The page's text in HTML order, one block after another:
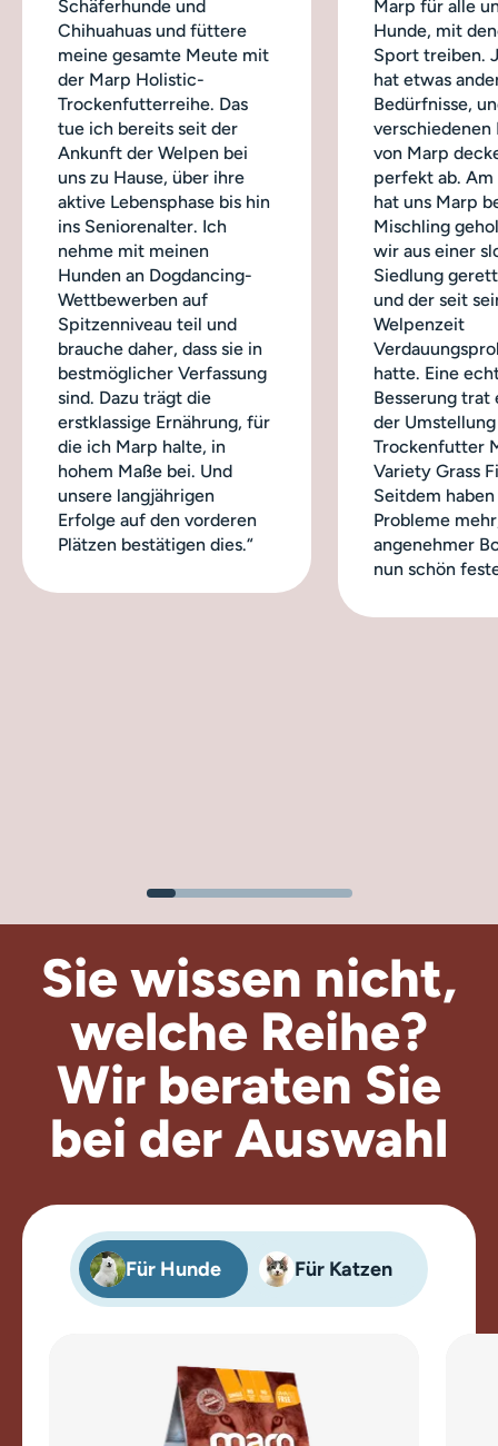
Schäferhunde und
Chihuahuas und füttere
meine gesamte Meute mit
der Marp Holistic-
Trockenfutterreihe. Das
tue ich bereits seit der
Ankunft der Welpen bei
uns zu Hause, über ihre
aktive Lebensphase bis hin
ins Seniorenalter. Ich
nehme mit meinen
Hunden an Dogdancing-
Wettbewerben auf
Spitzenniveau teil und
brauche daher, dass sie in
bestmöglicher Verfassung
sind. Dazu trägt die
erstklassige Ernährung, für
die ich Marp halte, in
hohem Maße bei. Und
unsere langjährigen
Erfolge auf den vorderen
Plätzen bestätigen dies.“
Marp für alle
Hunde, mit
Sport treiben.
hat etwas
Bedürfnisse,
verschiedenen
von Marp
perfekt ab.
hat uns Marp
Mischling
wir aus einer
Siedlung
und der seit
Welpenzeit
hatte. Eine
Besserung trat
der
Trockenfutter
Variety Grass
Seitdem
Probleme
angenehmer
nun schön
Sie wissen nicht,
welche Reihe?
Wir beraten Sie
bei der Auswahl
Für Hunde Für Katzen